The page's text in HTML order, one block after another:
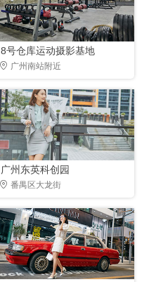
8号仓库运动摄影基地
广州南站附近
广州东英科创园
番禺区大龙街